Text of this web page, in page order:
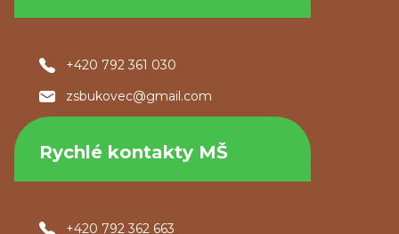
+420 792 361 030
zsbukovec@gmail.com
Rychlé kontakty MŠ
+420 792 362 663